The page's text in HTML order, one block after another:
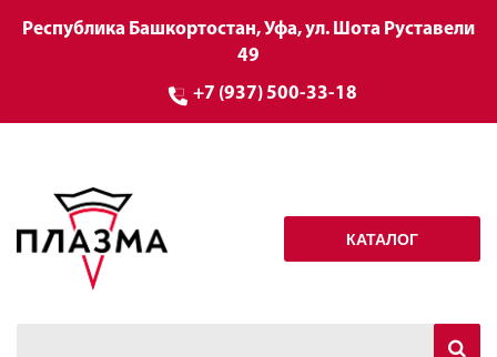
Республика Башкортостан, Уфа, ул. Шота Руставели
49
+7 (937) 500-33-18
КАТАЛОГ